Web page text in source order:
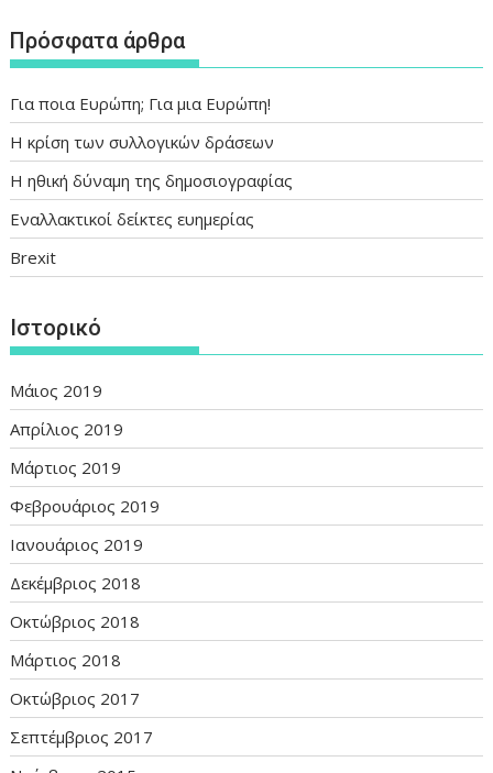
Πρόσφατα άρθρα
Για ποια Ευρώπη; Για μια Ευρώπη!
Η κρίση των συλλογικών δράσεων
Η ηθική δύναμη της δημοσιογραφίας
Εναλλακτικοί δείκτες ευημερίας
Brexit
Ιστορικό
Μάιος 2019
Απρίλιος 2019
Μάρτιος 2019
Φεβρουάριος 2019
Ιανουάριος 2019
Δεκέμβριος 2018
Οκτώβριος 2018
Μάρτιος 2018
Οκτώβριος 2017
Σεπτέμβριος 2017